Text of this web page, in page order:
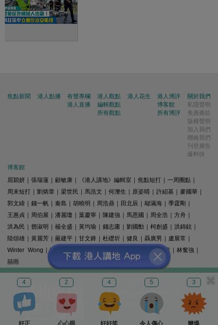
4
好正
2
心心眼
4
好好笑
5
令人傷心
3
嬲爆
焦點新聞 港人點播
有聲專欄
港人直播
港人觀點
編輯觀點
所有觀點
港人花生
港人博評
博客館
所有博評
關於我們
私隱聲明
免責條款
版權聲明
加入我們
聯絡我們
刊登廣告
爆料快
博客館
屈穎妍
張瑞蓮 顧敏康 《港人講地》編輯室 焦點短打 一周圈點
周末短打
劉炳章 梁世民 馬浩文 何濼生 原姿晴 許紹基 麥國華
郭文緯
錢一帆 秦島 胡曉明 周浩鼎 田北辰 鄔滿海 季霆剛
王惠貞
周伯展 潘麗瓊 葉慶寧 陳建強 馬恩國 周全浩 方舟
洪為民
鄧淑明 楊全盛 黃均瑜 錢志庸 劉國勳 柯創盛 洪錦鉉
陸頌雄
黃麗芳 嚴建平 甘文鋒 杜礎圻 健良 聶廣男 盧展常
Winter Wong
K2 梁文新 羅崑 姚銘 精選文章 林奮強
囍雨
© 港人講地
電郵: speakout@speakout.hk
傳真: 85228041301